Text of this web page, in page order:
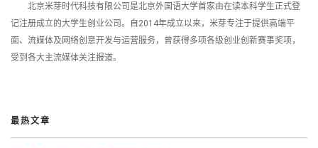
北京米芽时代科技有限公司是北京外国语大学首家由在读本科学生正式登
记注册成立的大学生创业公司。自2014年成立以来，米芽专注于提供高端平
面、流媒体及网络创意开发与运营服务，曾获得多项各级创业创新赛事奖项，
受到各大主流媒体关注报道。
最热文章